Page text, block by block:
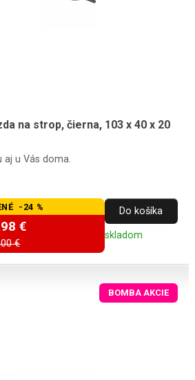
na strop, čierna, 103 x 40 x 20
aj u Vás doma.
-24 %
€
€
Do košíka
skladom
BOMBA AKCIE